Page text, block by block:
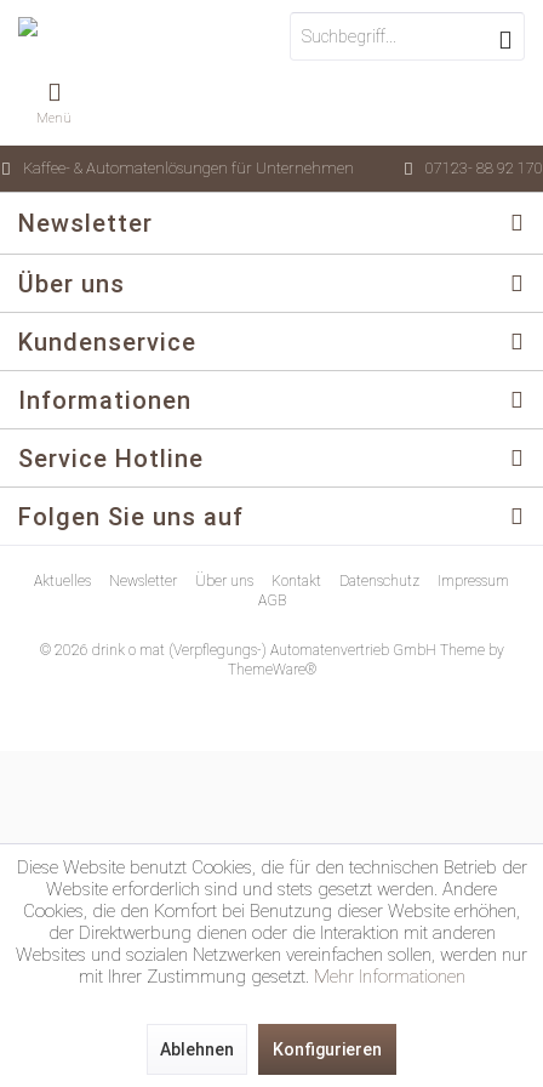
Kaffee- & Automatenlösungen für Unternehmen 07123- 88 92 170
Menü
Newsletter
Über uns
Kundenservice
Informationen
Service Hotline
Folgen Sie uns auf
Aktuelles Newsletter Über uns Kontakt Datenschutz
Impressum
AGB
© 2026 drink o mat (Verpflegungs-) Automatenvertrieb GmbH Theme by
ThemeWare®
Diese Website benutzt Cookies, die für den technischen Betrieb der
Website erforderlich sind und stets gesetzt werden. Andere
Cookies, die den Komfort bei Benutzung dieser Website erhöhen,
der Direktwerbung dienen oder die Interaktion mit anderen
Websites und sozialen Netzwerken vereinfachen sollen, werden nur
mit Ihrer Zustimmung gesetzt. Mehr Informationen
Ablehnen Konfigurieren